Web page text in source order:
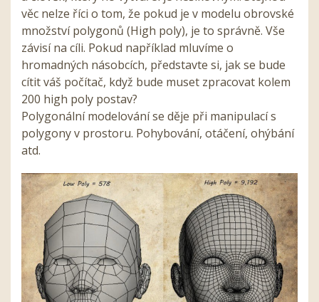
věc nelze říci o tom, že pokud je v modelu obrovské
množství polygonů (High poly), je to správně. Vše
závisí na cíli. Pokud například mluvíme o
hromadných násobcích, představte si, jak se bude
cítit váš počítač, když bude muset zpracovat kolem
200 high poly postav?
Polygonální modelování se děje při manipulací s
polygony v prostoru. Pohybování, otáčení, ohýbání
atd.